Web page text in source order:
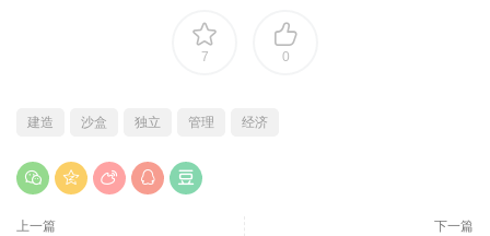
7 0
建造 沙盒 独立 管理 经济
上一篇 下一篇